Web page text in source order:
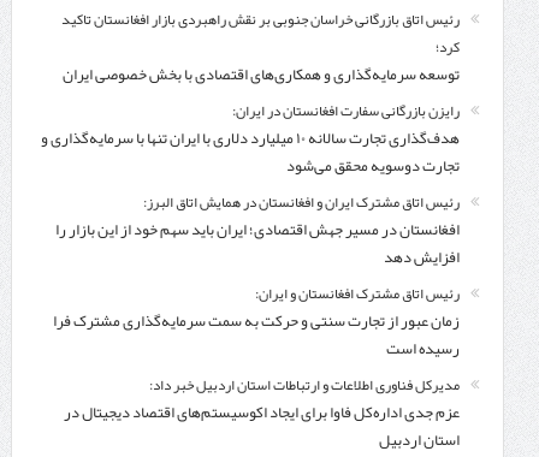
رئیس اتاق بازرگانی خراسان جنوبی بر نقش راهبردی بازار افغانستان تاکید
کرد؛
توسعه سرمایه‌گذاری و همکاری‌های اقتصادی با بخش خصوصی ایران
رایزن بازرگانی سفارت افغانستان در ایران:
هدف‌گذاری تجارت سالانه ۱۰ میلیارد دلاری با ایران تنها با سرمایه‌گذاری و
تجارت دوسویه محقق می‌شود
رئیس اتاق مشترک ایران و افغانستان در همایش اتاق البرز:
افغانستان در مسیر جهش اقتصادی؛ ایران باید سهم خود از این بازار را
افزایش دهد
رئیس اتاق مشترک افغانستان و ایران:
زمان عبور از تجارت سنتی و حرکت به سمت سرمایه‌گذاری مشترک فرا
رسیده است
مدیرکل فناوری اطلاعات و ارتباطات استان اردبیل خبر داد:
عزم جدی اداره‌کل فاوا برای ایجاد اکوسیستم‌های اقتصاد دیجیتال در
استان اردبیل